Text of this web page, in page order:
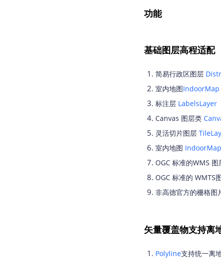
功能
基础图层高程适配
简易行政区图层
室内地图IndoorMap
标注层 LabelsLayer
Canvas 图层类
灵活切片图层
室内地图 IndoorMap
OGC 标准的WMS
OGC 标准的 WMTS
非高德官方的栅格图
矢量覆盖物支持离
Polyline支持统一离